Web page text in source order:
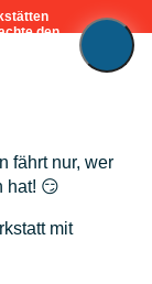
fährt nur, wer
hat! 😏
mit